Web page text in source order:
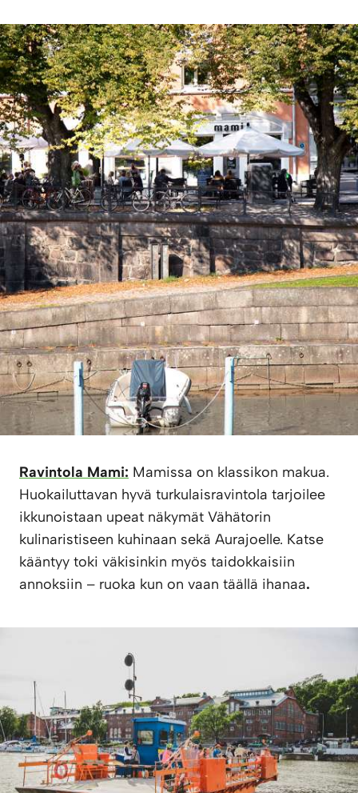
Ravintola Mami: Mamissa on klassikon makua.
Huokailuttavan hyvä turkulaisravintola tarjoilee
ikkunoistaan upeat näkymät Vähätorin
kulinaristiseen kuhinaan sekä Aurajoelle. Katse
kääntyy toki väkisinkin myös taidokkaisiin
annoksiin – ruoka kun on vaan täällä ihanaa.